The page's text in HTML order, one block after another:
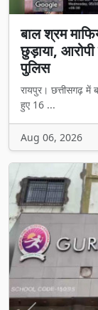
बाल श्रम
छुड़ाया, आरोपी
पुलिस
रायपुर। छत्तीसगढ़ में
हुए 16 ...
Aug 06, 2026